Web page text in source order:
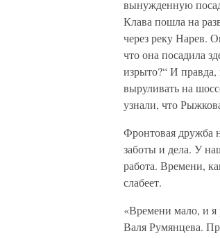
вынужденную
Клава пошла на
через реку Нарев.
что она посадила
изрыто?“ И правда,
выруливать на
узнали, что
Фронтовая дружба
заботы и дела. У
работа. Времени,
слабеет.
«Времени мало, и
Валя Румянцева.